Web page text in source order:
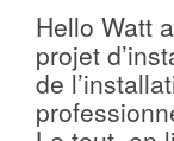
Hello Watt
projet
de